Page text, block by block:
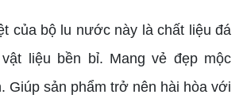
bộ lu nước này là chất liệu đá
liệu bền bỉ. Mang vẻ đẹp mộc
Giúp sản phẩm trở nên hài hòa với